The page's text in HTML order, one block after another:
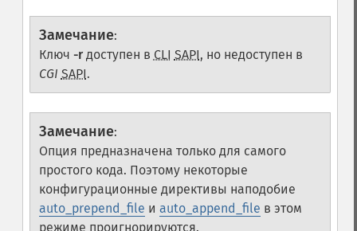
Замечание:
Ключ -rдоступен в CLI SAPI, но недоступен в
CGI SAPI.
Замечание:
Опция предназначена только для самого
простого кода. Поэтому некоторые
конфигурационные директивы наподобие
auto_prepend_file и auto_append_file в этом
режиме проигнорируются.